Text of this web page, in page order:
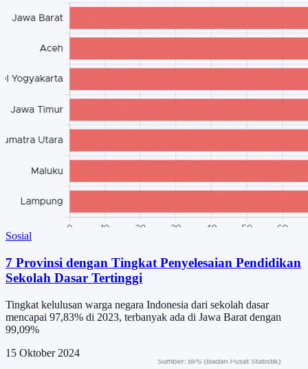
Sosial
7 Provinsi dengan Tingkat Penyelesaian Pendidikan
Sekolah Dasar Tertinggi
Tingkat kelulusan warga negara Indonesia dari sekolah dasar
mencapai 97,83% di 2023, terbanyak ada di Jawa Barat dengan
99,09%
15 Oktober 2024